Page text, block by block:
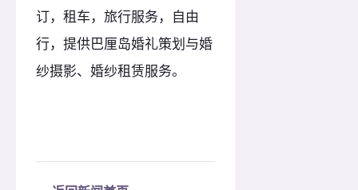
订，租车，旅行服务，自由
行，提供巴厘岛婚礼策划与婚
纱摄影、婚纱租赁服务。